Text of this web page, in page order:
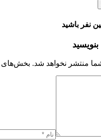
نفر باشید
منتشر نخواهد شد. بخش‌های